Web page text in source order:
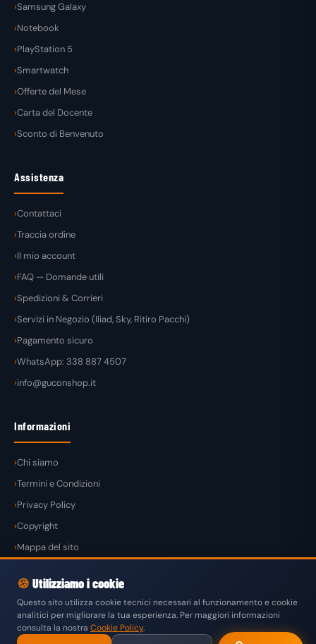
Samsung Galaxy
Notebook
PlayStation 5
Smartwatch
Offerte del Mese
Carta del Docente
Sconto di Benvenuto
Assistenza
Contattaci
Traccia ordine
Il mio account
FAQ — Domande utili
Spedizioni & Corrieri
Servizi in Negozio (Iliad, Sky, Ritiro Pacchi)
Pagamento sicuro
WhatsApp: 338 887 4507
info@guconshop.it
Informazioni
Chi siamo
Termini e Condizioni
Privacy Policy
Copyright
Mappa del sito
© 2026 GuconShopdi Guglielmo Conte — Tutti i diritti riservati.
VISA MASTERCARD PAYPAL KLARNA
SATISPAY
🍪 Utilizziamo i cookie
Questo sito utilizza cookie tecnici necessari al funzionamento e cookie
analitici per migliorare la tua esperienza. Per maggiori informazioni
consulta la nostra Cookie Policy.